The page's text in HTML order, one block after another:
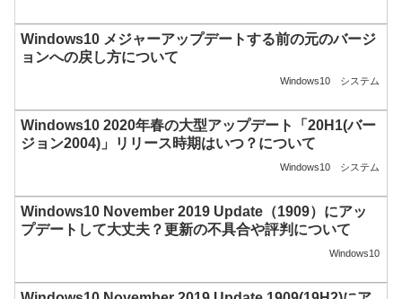
Windows10 メジャーアップデートする前の元のバージ
ョンへの戻し方について
Windows10 システム
Windows10 2020年春の大型アップデート「20H1(バー
ジョン2004)」リリース時期はいつ？について
Windows10 システム
Windows10 November 2019 Update（1909）にアッ
プデートして大丈夫？更新の不具合や評判について
Windows10